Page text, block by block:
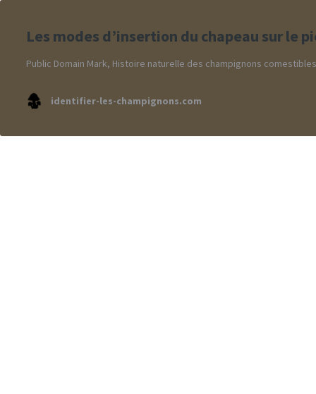
Les modes d’insertion du chapeau sur le
Public Domain Mark, Histoire naturelle des champignons
identifier-les-champignons.com